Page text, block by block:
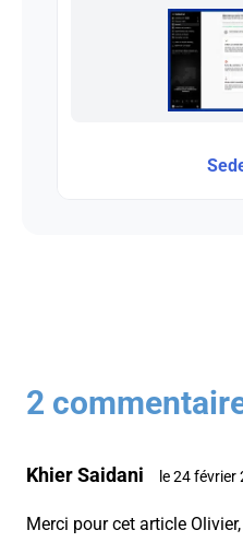
2
Khier Saidani le 24 février
Merci pour cet article